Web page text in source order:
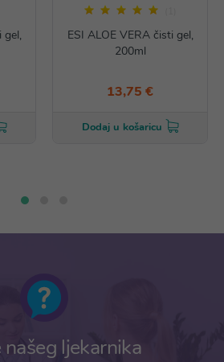
gel,
ESI ALOE VERA čisti gel,
200ml
13,75 €
Dodaj u košaricu
ljekarnika